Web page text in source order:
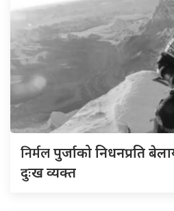
निर्मलपुर्जाको निधनप्रति
दुःख व्यक्त